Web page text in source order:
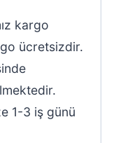
kargo
ücretsizdir.
1-3 iş günü